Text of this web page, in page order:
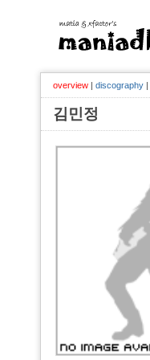
overview | discography |
김민정